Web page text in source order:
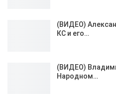
(ВИДЕО)
КС и его…
(ВИДЕО)
Народном…